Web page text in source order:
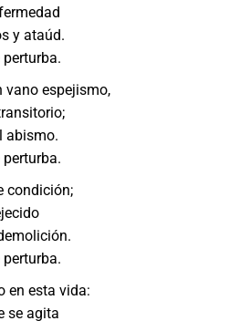
y ataúd.
vano espejismo,
abismo.
condición;
en esta vida:
se agita